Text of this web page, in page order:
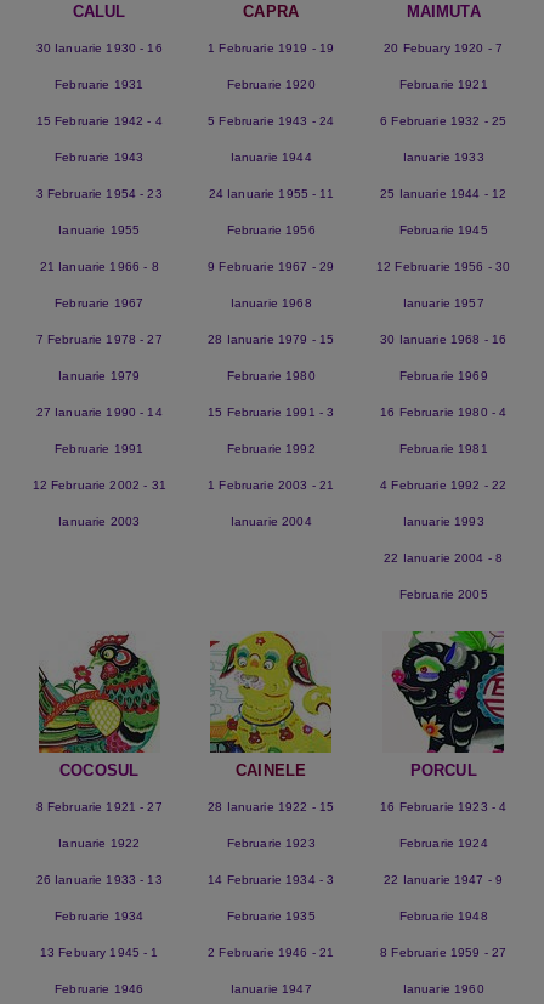
CALUL
30 Ianuarie 1930 - 16
Februarie 1931
15 Februarie 1942 - 4
Februarie 1943
3 Februarie 1954 - 23
Ianuarie 1955
21 Ianuarie 1966 - 8
Februarie 1967
7 Februarie 1978 - 27
Ianuarie 1979
27 Ianuarie 1990 - 14
Februarie 1991
12 Februarie 2002 - 31
Ianuarie 2003
CAPRA
1 Februarie 1919 - 19
Februarie 1920
5 Februarie 1943 - 24
Ianuarie 1944
24 Ianuarie 1955 - 11
Februarie 1956
9 Februarie 1967 - 29
Ianuarie 1968
28 Ianuarie 1979 - 15
Februarie 1980
15 Februarie 1991 - 3
Februarie 1992
1 Februarie 2003 - 21
Ianuarie 2004
MAIMUTA
20 Febuary 1920 - 7
Februarie 1921
6 Februarie 1932 - 25
Ianuarie 1933
25 Ianuarie 1944 - 12
Februarie 1945
12 Februarie 1956 - 30
Ianuarie 1957
30 Ianuarie 1968 - 16
Februarie 1969
16 Februarie 1980 - 4
Februarie 1981
4 Februarie 1992 - 22
Ianuarie 1993
22 Ianuarie 2004 - 8
Februarie 2005
COCOSUL
8 Februarie 1921 - 27
Ianuarie 1922
26 Ianuarie 1933 - 13
Februarie 1934
13 Febuary 1945 - 1
Februarie 1946
CAINELE
28 Ianuarie 1922 - 15
Februarie 1923
14 Februarie 1934 - 3
Februarie 1935
2 Februarie 1946 - 21
Ianuarie 1947
PORCUL
16 Februarie 1923 - 4
Februarie 1924
22 Ianuarie 1947 - 9
Februarie 1948
8 Februarie 1959 - 27
Ianuarie 1960